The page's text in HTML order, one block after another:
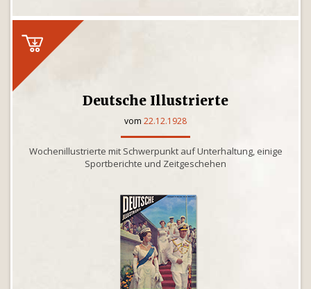
Deutsche Illustrierte
vom 22.12.1928
Wochenillustrierte mit Schwerpunkt auf Unterhaltung, einige
Sportberichte und Zeitgeschehen